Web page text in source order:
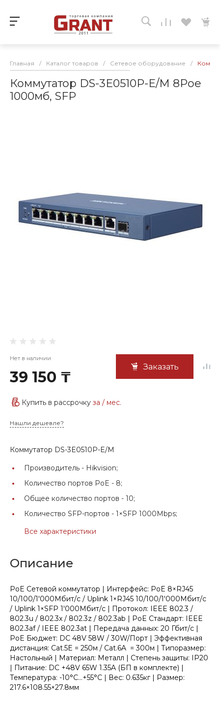
Главная / Каталог товаров / Сетевое оборудование /
Коммутатор DS-3E0510P-E/M 8Poe
1000мб, SFP
Нет в наличии
39 150 ₸
Заказать
Купить в рассрочку за / мес.
Нашли дешевле?
Коммутатор DS-3E0510P-E/M
Производитель - Hikvision;
Количество портов PoE - 8;
Общее количество портов - 10;
Количество SFP-портов - 1×SFP 1000Mbps;
Все характеристики
Описание
PoE Сетевой коммутатор | Интерфейс: PoE 8×RJ45
10/100/1'000Мбит/с / Uplink 1×RJ45 10/100/1'000Мбит/с
/ Uplink 1×SFP 1'000Мбит/с | Протокол: IEEE 802.3 /
802.3u / 802.3x / 802.3z / 802.3ab | PoE Стандарт: IEEE
802.3af / IEEE 802.3at | Передача данных: 20 Гбит/с |
PoE Бюджет: DC 48V 58W / 30W/Порт | Эффективная
дистанция: Cat.5E = 250м / Cat.6A = 300м | Типоразмер:
Настольный | Материал: Металл | Степень защиты: IP20
| Питание: DC +48V 65W 1.35A (БП в комплекте) |
Температура: -10°C...+55°C | Вес: 0.635кг | Размер:
217.6×108.55×27.8мм